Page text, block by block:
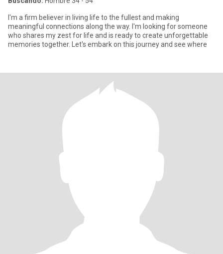
I'm a firm believer in living life to the fullest and making
meaningful connections along the way. I'm looking for someone
who shares my zest for life and is ready to create unforgettable
memories together. Let's embark on this journey and see where